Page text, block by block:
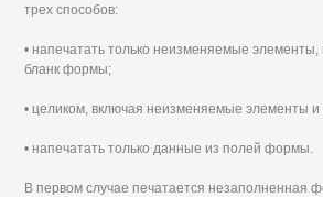
трех способов:
• напечатать только неизменяемые
бланк формы;
• целиком, включая неизменяемые элементы
• напечатать только данные из полей формы.
В первом случае печатается незаполненная